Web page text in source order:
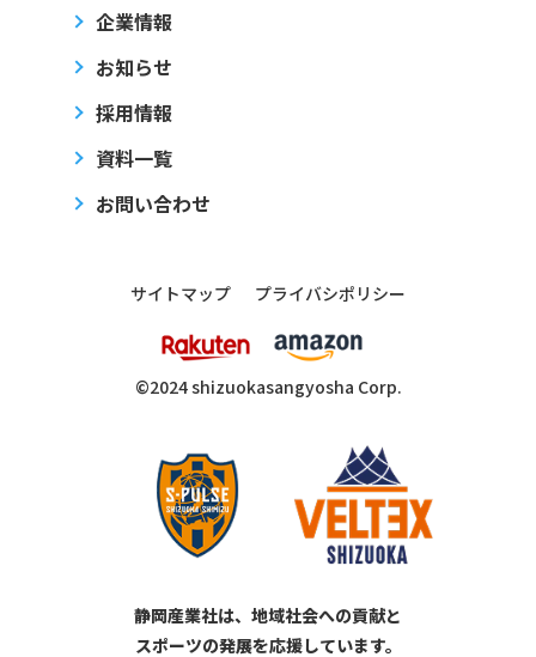
企業情報
お知らせ
採用情報
資料一覧
お問い合わせ
サイトマップ プライバシポリシー
©2024 shizuokasangyosha Corp.
静岡産業社は、地域社会への貢献と
スポーツの発展を応援しています。